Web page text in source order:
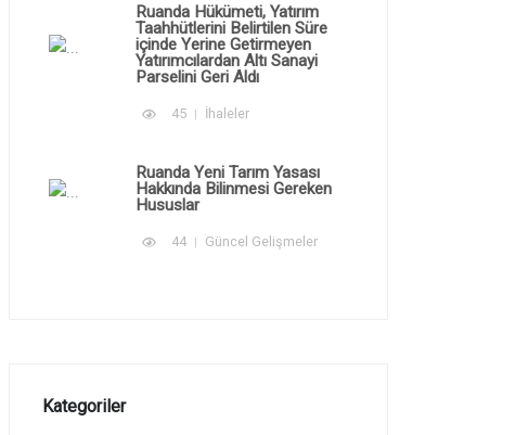
Ruanda Hükümeti, Yatırım
Taahhütlerini Belirtilen Süre
içinde Yerine Getirmeyen
Yatırımcılardan Altı Sanayi
Parselini Geri Aldı
45 İhaleler
Ruanda Yeni Tarım Yasası
Hakkında Bilinmesi Gereken
Hususlar
44 Güncel Gelişmeler
Kategoriler